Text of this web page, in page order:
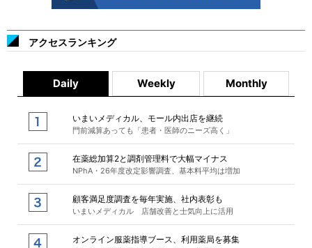
アクセスランキング
Daily Weekly Monthly
いまいメディカル、モール内出店を継続
門前減算あっても「患者・医師のニーズ高く」
在薬総加算2と調剤管理料で大幅マイナス
NPhA・26年度改定影響調査、基本料平均は増加
顧客満足度調査を毎年実施、社内表彰も
いまいメディカル 店舗改善と士気向上に活用
オンライン服薬指導ブース、利用薬局を募集